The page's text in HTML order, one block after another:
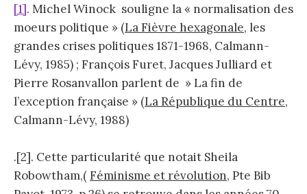
[1]. Michel Winock souligne la « normalisation des
moeurs politique » (La Fièvre hexagonale, les
grandes crises politiques 1871-1968, Calmann-
Lévy, 1985) ; François Furet, Jacques Julliard et
Pierre Rosanvallon parlent de » La fin de
l’exception française » (La République du Centre,
Calmann-Lévy, 1988)
.[2]. Cette particularité que notait Sheila
Robowtham,( Féminisme et révolution, Pte Bib